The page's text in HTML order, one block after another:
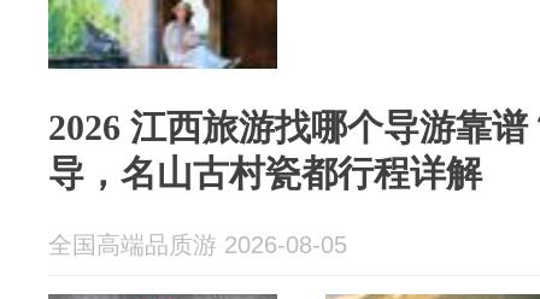
2026 江西旅游找哪个导游靠
导，名山古村瓷都行程详解
全国高端品质游 2026-08-05